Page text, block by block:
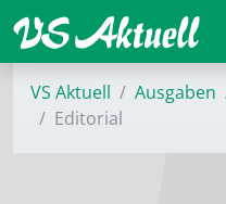
VS Aktuell Ausgaben
Editorial